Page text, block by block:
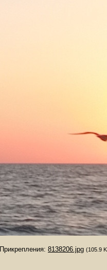
Прикрепления: 8138206.jpg (105.9